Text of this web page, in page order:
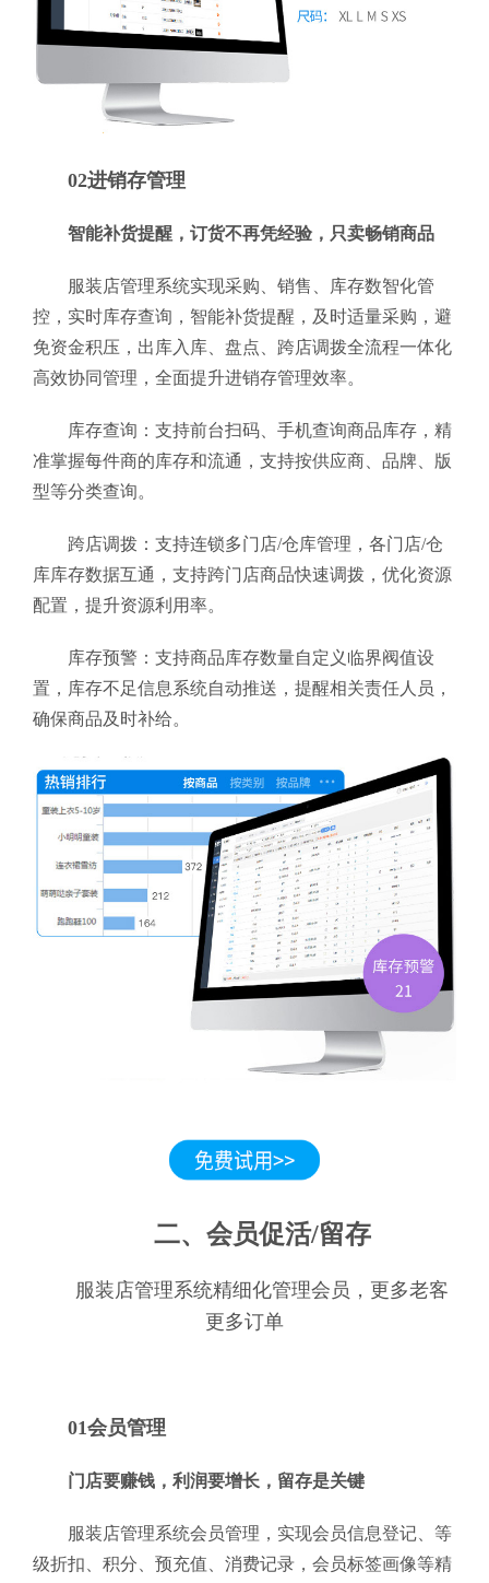
02进销存管理
智能补货提醒，订货不再凭经验，只卖畅销商品
服装店管理系统实现采购、销售、库存数智化管
控，实时库存查询，智能补货提醒，及时适量采购，避
免资金积压，出库入库、盘点、跨店调拨全流程一体化
高效协同管理，全面提升进销存管理效率。
库存查询：支持前台扫码、手机查询商品库存，精
准掌握每件商的库存和流通，支持按供应商、品牌、版
型等分类查询。
跨店调拨：支持连锁多门店/仓库管理，各门店/仓
库库存数据互通，支持跨门店商品快速调拨，优化资源
配置，提升资源利用率。
库存预警：支持商品库存数量自定义临界阀值设
置，库存不足信息系统自动推送，提醒相关责任人员，
确保商品及时补给。
二、会员促活/留存
服装店管理系统精细化管理会员，更多老客
更多订单
01会员管理
门店要赚钱，利润要增长，留存是关键
服装店管理系统会员管理，实现会员信息登记、等
级折扣、积分、预充值、消费记录，会员标签画像等精